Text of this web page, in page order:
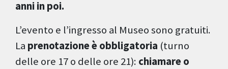
anni in poi.
L’evento e l’ingresso al Museo sono gratuiti.
La prenotazione è obbligatoria (turno
delle ore 17 o delle ore 21): chiamare o